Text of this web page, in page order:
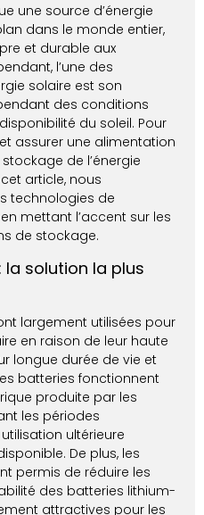
une source d’énergie
dans le monde entier,
et durable aux
l’une des
solaire est son
des conditions
du soleil. Pour
assurer une alimentation
de l’énergie
article, nous
technologies de
en mettant l’accent sur les
de stockage.
solution la plus
largement utilisées pour
en raison de leur haute
longue durée de vie et
batteries fonctionnent
produite par les
les périodes
ultérieure
De plus, les
permis de réduire les
des batteries lithium-
attractives pour les